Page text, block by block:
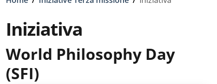
Iniziativa
World Philosophy Day
(SFI)